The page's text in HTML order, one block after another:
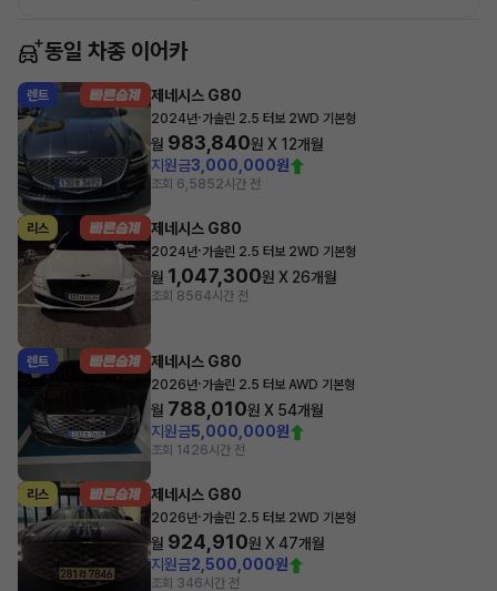
동일 차종 이어카
렌트 제네시스 G80
2024년·가솔린 2.5 터보 2WD 기본형
월 983,840원 X 12개월
지원금3,000,000원
조회 6,5852시간 전
리스 제네시스 G80
2024년·가솔린 2.5 터보 2WD 기본형
월 1,047,300원 X 26개월
조회 8564시간 전
렌트 제네시스 G80
2026년·가솔린 2.5 터보 AWD 기본형
월 788,010원 X 54개월
지원금5,000,000원
조회 1426시간 전
리스 제네시스 G80
2026년·가솔린 2.5 터보 2WD 기본형
월 924,910원 X47개월
지원금2,500,000원
조회 346시간 전